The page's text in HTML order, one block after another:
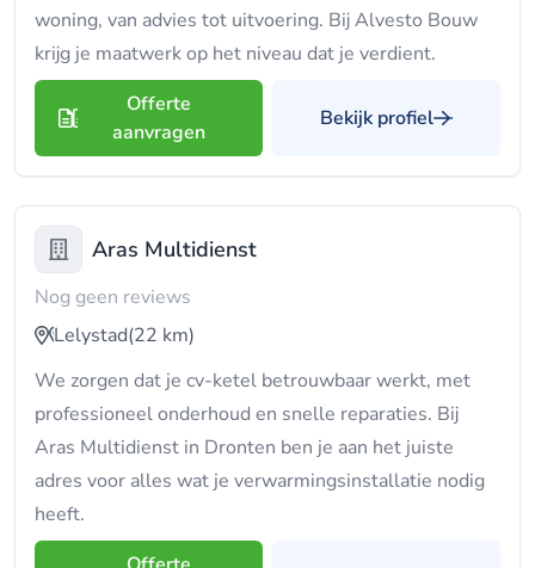
woning, van advies tot uitvoering. Bij Alvesto Bouw
krijg je maatwerk op het niveau dat je verdient.
Offerte
aanvragen
Bekijk profiel
Aras Multidienst
Nog geen reviews
Lelystad(22 km)
We zorgen dat je cv-ketel betrouwbaar werkt, met
professioneel onderhoud en snelle reparaties. Bij
Aras Multidienst in Dronten ben je aan het juiste
adres voor alles wat je verwarmingsinstallatie nodig
heeft.